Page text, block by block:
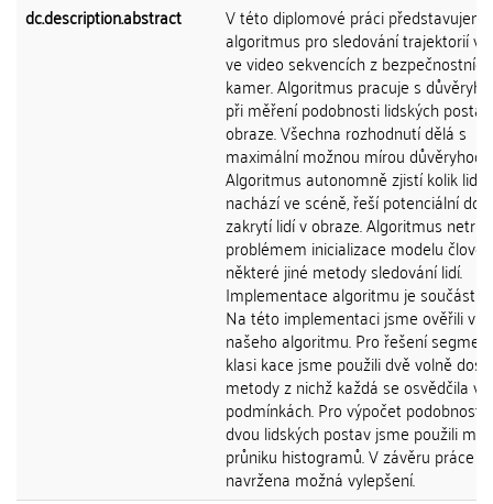
dc.description.abstract
V této diplomové práci
algoritmus pro sledování trajektorií
ve video sekvencích z bezpečnostních
kamer. Algoritmus pracuje s
při měření podobnosti lidských
obraze. Všechna rozhodnutí dělá s
maximální možnou mírou
Algoritmus autonomně zjistí kolik lidí
nachází ve scéně, řeší potenciální
zakrytí lidí v obraze. Algoritmus netrpí
problémem inicializace modelu
některé jiné metody sledování lidí.
Implementace algoritmu je součástí
Na této implementaci jsme ověřili
našeho algoritmu. Pro řešení
klasi kace jsme použili dvě volně
metody z nichž každá se osvědčila v
podmínkách. Pro výpočet podobnosti
dvou lidských postav jsme použili
průniku histogramů. V závěru práce
navržena možná vylepšení.